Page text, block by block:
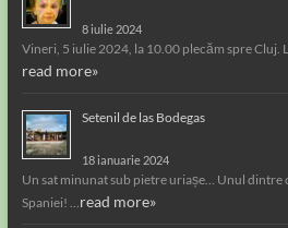
8 iulie 2024
Vineri, 5 iulie 2024, la 10.00 plecăm spre Cluj.
read more»
Setenil de las Bodegas
18 ianuarie 2024
Un sat minunat sub pietre uriașe… Unul dintre
Spaniei! …read more»